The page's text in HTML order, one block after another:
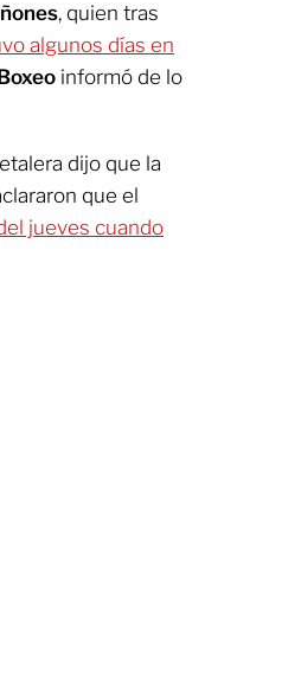
, quien tras
algunos días en
informó de lo
dijo que la
que el
jueves cuando